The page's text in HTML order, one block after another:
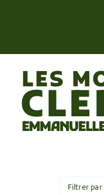
Filtrer par